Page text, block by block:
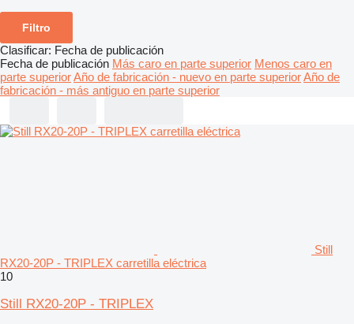
Filtro
Clasificar: Fecha de publicación
Fecha de publicación Más caro en parte superior Menos caro en
parte superiorAño de fabricación - nuevo en parte superiorAño de
fabricación - más antiguo en parte superior
Still
RX20-20P - TRIPLEX carretilla eléctrica
10
Still RX20-20P - TRIPLEX